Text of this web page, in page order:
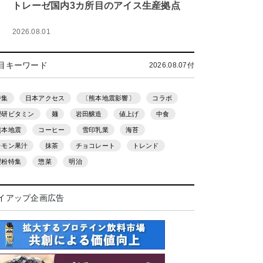
トレーゼ国内3カ所目のアイス生産拠点
2026.08.01
キーワード 2026.08.07付
集 日本アクセス 〔熊本地震影響〕 コラボ
研ビタミン 麺 岩田醸造 値上げ 中食
本地震 コーヒー 雪印乳業 海苔
モン果汁 抹茶 チョコレート トレンド
粉特集 惣菜 明治
アップ企画広告